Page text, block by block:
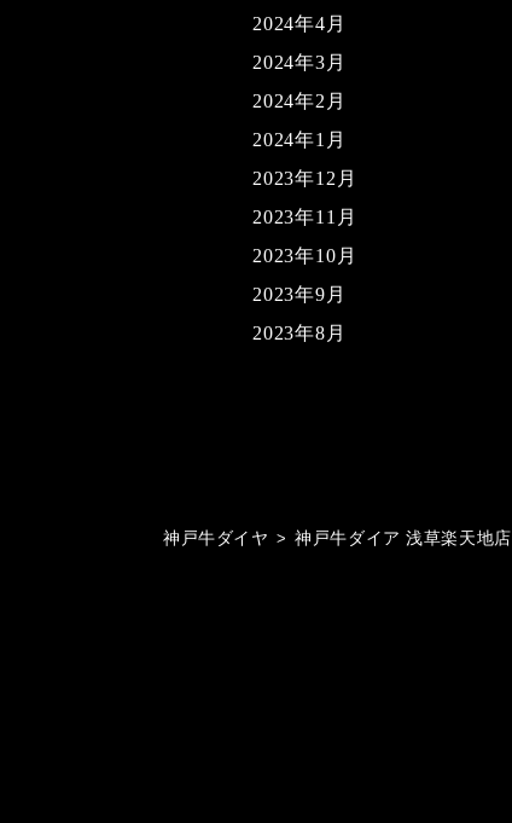
2024年4月
2024年3月
2024年2月
2024年1月
2023年12月
2023年11月
2023年10月
2023年9月
2023年8月
神戸牛ダイヤ > 神戸牛ダイア 浅草楽天地店